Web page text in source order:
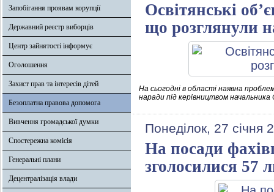
Запобігання проявам корупції
Державний реєстр виборців
Центр зайнятості інформує
Оголошення
Захист прав та інтересів дітей
Безоплатна правова допомога
Вивчення громадської думки
Спостережна комісія
Генеральні плани
Децентралізація влади
Освітянські
що розглянули
На сьогодні в області наявна
наради під керівництвом начальника
Понеділок, 27 січня
На посади
зголосилися 57